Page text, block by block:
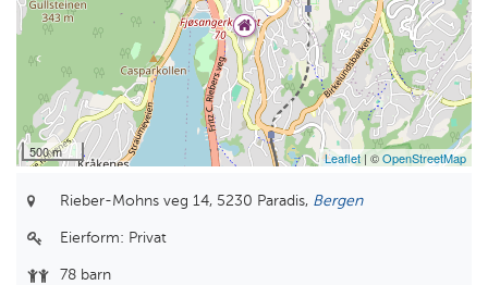
500 m Leaflet| ©OpenStreetMap
Rieber-Mohns veg 14, 5230 Paradis, Bergen
Eierform: Privat
78 barn